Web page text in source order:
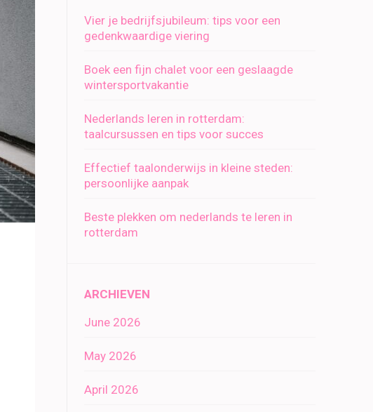
Vier je bedrijfsjubileum: tips voor een
gedenkwaardige viering
Boek een fijn chalet voor een geslaagde
wintersportvakantie
Nederlands leren in rotterdam:
taalcursussen en tips voor succes
Effectief taalonderwijs in kleine steden:
persoonlijke aanpak
Beste plekken om nederlands te leren in
rotterdam
ARCHIEVEN
June 2026
May 2026
April 2026